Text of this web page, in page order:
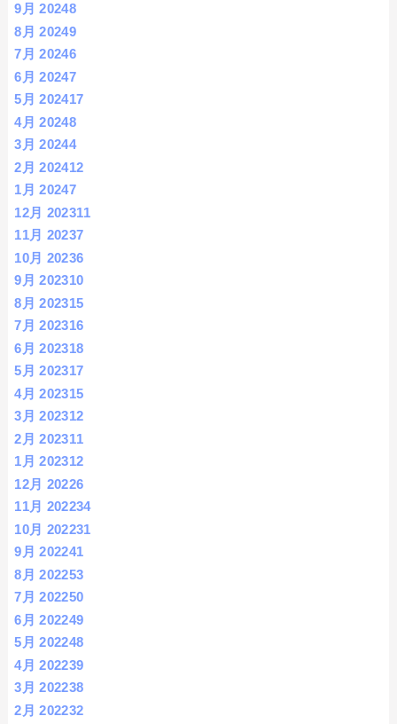
9月 20248
8月 20249
7月 20246
6月 20247
5月 202417
4月 20248
3月 20244
2月 202412
1月 20247
12月 202311
11月 20237
10月 20236
9月 202310
8月 202315
7月 202316
6月 202318
5月 202317
4月 202315
3月 202312
2月 202311
1月 202312
12月 20226
11月 202234
10月 202231
9月 202241
8月 202253
7月 202250
6月 202249
5月 202248
4月 202239
3月 202238
2月 202232